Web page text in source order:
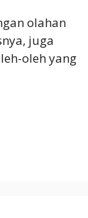
olahan
juga
oleh yang